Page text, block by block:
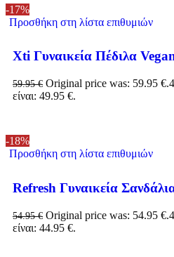
-17%
Προσθήκη στη λίστα επιθυμιών
Xti Γυναικεία Πέδιλα
59.95€ Original price was: 59.95 €.
είναι: 49.95 €.
-18%
Προσθήκη στη λίστα επιθυμιών
Refresh Γυναικεία
54.95€ Original price was: 54.95 €.
είναι: 44.95 €.